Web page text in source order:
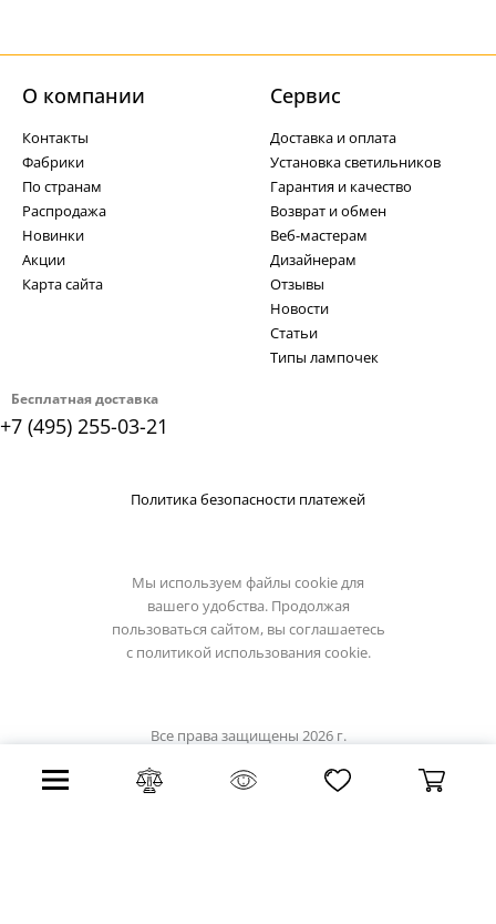
Бесплатная доставка
+7 (495) 255-03-21
О компании
Контакты
Фабрики
По странам
Распродажа
Новинки
Акции
Карта сайта
Cервис
Доставка и оплата
Установка светильников
Гарантия и качество
Возврат и обмен
Веб-мастерам
Дизайнерам
Отзывы
Новости
Статьи
Типы лампочек
Политика безопасности платежей
Мы используем файлы cookie для
вашего удобства. Продолжая
пользоваться сайтом, вы соглашаетесь
с политикой использования cookie.
Все права защищены 2026 г.